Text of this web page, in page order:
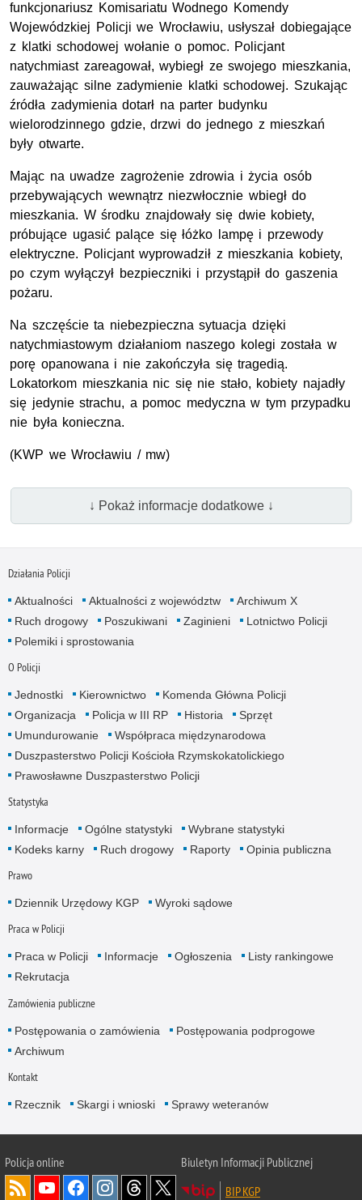
funkcjonariusz Komisariatu Wodnego Komendy
Wojewódzkiej Policji we Wrocławiu, usłyszał dobiegające
z klatki schodowej wołanie o pomoc. Policjant
natychmiast zareagował, wybiegł ze swojego mieszkania,
zauważając silne zadymienie klatki schodowej. Szukając
źródła zadymienia dotarł na parter budynku
wielorodzinnego gdzie, drzwi do jednego z mieszkań
były otwarte.
Mając na uwadze zagrożenie zdrowia i życia osób
przebywających wewnątrz niezwłocznie wbiegł do
mieszkania. W środku znajdowały się dwie kobiety,
próbujące ugasić palące się łóżko lampę i przewody
elektryczne. Policjant wyprowadził z mieszkania kobiety,
po czym wyłączył bezpieczniki i przystąpił do gaszenia
pożaru.
Na szczęście ta niebezpieczna sytuacja dzięki
natychmiastowym działaniom naszego kolegi została w
porę opanowana i nie zakończyła się tragedią.
Lokatorkom mieszkania nic się nie stało, kobiety najadły
się jedynie strachu, a pomoc medyczna w tym przypadku
nie była konieczna.
(KWP we Wrocławiu / mw)
↓ Pokaż informacje dodatkowe ↓
Działania Policji
Aktualności Aktualności z województw
Archiwum X
Ruch drogowy
Poszukiwani Zaginieni
Lotnictwo Policji
Polemiki i sprostowania
O Policji
Jednostki Kierownictwo
Komenda Główna Policji
Organizacja
Policja w III RP Historia
Sprzęt
Umundurowanie
Współpraca międzynarodowa
Duszpasterstwo Policji Kościoła Rzymskokatolickiego
Prawosławne Duszpasterstwo Policji
Statystyka
Informacje Ogólne statystyki
Wybrane statystyki
Kodeks karny
Ruch drogowy Raporty Opinia publiczna
Prawo
Dziennik Urzędowy KGP Wyroki sądowe
Praca w Policji
Praca w Policji Informacje Ogłoszenia
Listy rankingowe
Rekrutacja
Zamówienia publiczne
Postępowania o zamówienia
Postępowania podprogowe
Archiwum
Kontakt
Rzecznik Skargi i wnioski Sprawy weteranów
Policjaonline
Biuletyn Informacji Publicznej
BIP KGP